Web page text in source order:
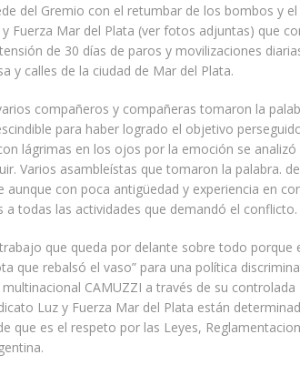
del Gremio con el retumbar de los bombos y
Fuerza Mar del Plata (ver fotos adjuntas) que
de 30 días de paros y movilizaciones
y calles de la ciudad de Mar del Plata.
compañeros y compañeras tomaron la
para haber logrado el objetivo
lágrimas en los ojos por la emoción se
Varios asambleístas que tomaron la palabra.
aunque con poca antigüedad y experiencia en
todas las actividades que demandó el conflicto.
que queda por delante sobre todo porque
que rebalsó el vaso” para una política
CAMUZZI a través de su controlada
Luz y Fuerza Mar del Plata están
que es el respeto por las Leyes,